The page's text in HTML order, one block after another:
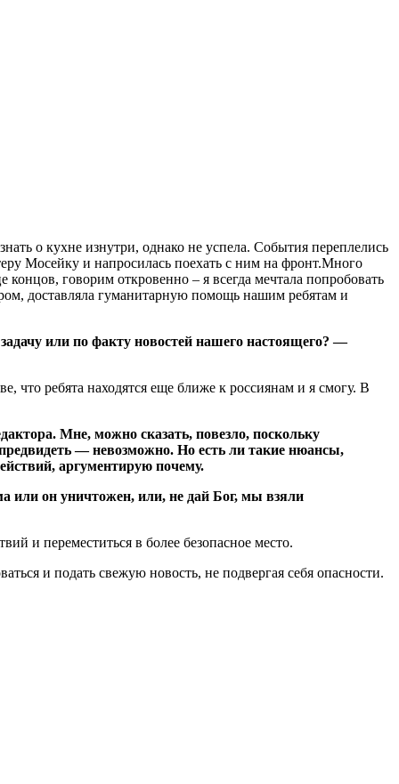
о кухне изнутри, однако не успела. События переплелись
Мосейку и напросилась поехать с ним на фронт.Много
говорим откровенно – я всегда мечтала попробовать
доставляла гуманитарную помощь нашим ребятам и
или по факту новостей нашего настоящего? —
что ребята находятся еще ближе к россиянам и я смогу. В
Мне, можно сказать, повезло, поскольку
— невозможно. Но есть ли такие нюансы,
аргументирую почему.
или он уничтожен, или, не дай Бог, мы взяли
и переместиться в более безопасное место.
и подать свежую новость, не подвергая себя опасности.